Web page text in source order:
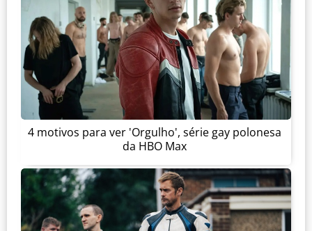
4 motivos para ver 'Orgulho', série gay polonesa
da HBO Max